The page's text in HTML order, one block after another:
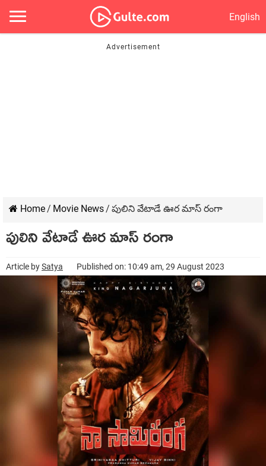
English
Home/ Movie News/ పులిని వేటాడే ఊర మాస్ రంగా
పులిని వేటాడే ఊర మాస్ రంగా
Article bySatya Published on: 10:49 am, 29 August 2023